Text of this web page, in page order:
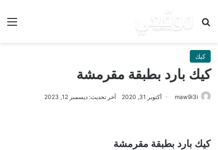
بحث عن
كيك
كيك بارد بطبقة مقرمشة
maw9i3i أكتوبر 31, 2020 آخر تحديث: ديسمبر 12, 2023
كيك بارد بطبقة مقرمشة